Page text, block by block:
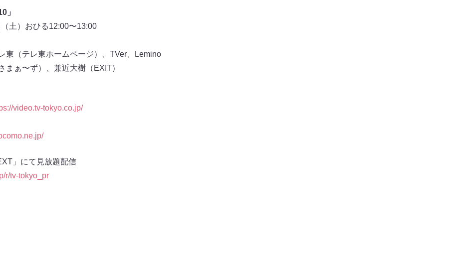
」
土）おひる12:00〜13:00
東（テレ東ホームページ）、TVer、Lemino
まぁ〜ず）、兼近大樹（EXIT）
video.tv-tokyo.co.jp/
」にて見放題配信
r/tv-tokyo_pr